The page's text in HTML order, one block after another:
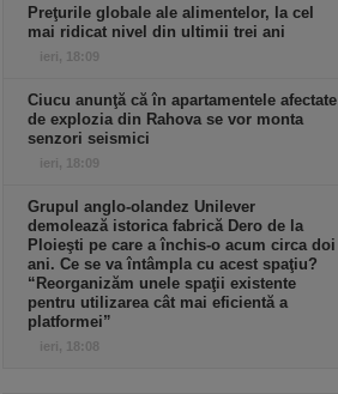
Preţurile globale ale alimentelor, la cel
mai ridicat nivel din ultimii trei ani
ieri, 18:09
Ciucu anunţă că în apartamentele afectate
de explozia din Rahova se vor monta
senzori seismici
ieri, 18:09
Grupul anglo-olandez Unilever
demolează istorica fabrică Dero de la
Ploieşti pe care a închis-o acum circa doi
ani. Ce se va întâmpla cu acest spaţiu?
“Reorganizăm unele spaţii existente
pentru utilizarea cât mai eficientă a
platformei”
ieri, 18:08